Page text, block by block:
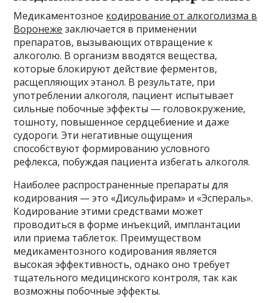
Медикаментозное кодирование от алкоголизма в
Воронеже заключается в применении
препаратов, вызывающих отвращение к
алкоголю. В организм вводятся вещества,
которые блокируют действие ферментов,
расщепляющих этанол. В результате, при
употреблении алкоголя, пациент испытывает
сильные побочные эффекты — головокружение,
тошноту, повышенное сердцебиение и даже
судороги. Эти негативные ощущения
способствуют формированию условного
рефлекса, побуждая пациента избегать алкоголя.
Наиболее распространенные препараты для
кодирования — это «Дисульфирам» и «Эспераль».
Кодирование этими средствами может
проводиться в форме инъекций, имплантации
или приема таблеток. Преимуществом
медикаментозного кодирования является
высокая эффективность, однако оно требует
тщательного медицинского контроля, так как
возможны побочные эффекты.